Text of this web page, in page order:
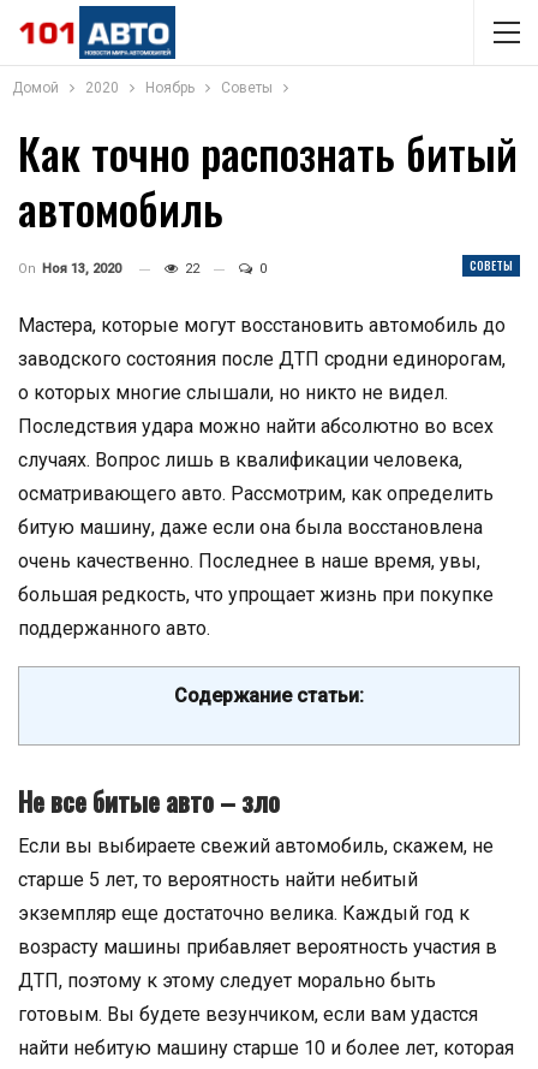
Домой 2020 Ноябрь Советы
Как точно распознать битый
автомобиль
СОВЕТЫ
On Ноя 13, 2020 22 0
Мастера, которые могут восстановить автомобиль до
заводского состояния после ДТП сродни единорогам,
о которых многие слышали, но никто не видел.
Последствия удара можно найти абсолютно во всех
случаях. Вопрос лишь в квалификации человека,
осматривающего авто. Рассмотрим, как определить
битую машину, даже если она была восстановлена
очень качественно. Последнее в наше время, увы,
большая редкость, что упрощает жизнь при покупке
поддержанного авто.
Содержание статьи:
Не все битые авто – зло
Если вы выбираете свежий автомобиль, скажем, не
старше 5 лет, то вероятность найти небитый
экземпляр еще достаточно велика. Каждый год к
возрасту машины прибавляет вероятность участия в
ДТП, поэтому к этому следует морально быть
готовым. Вы будете везунчиком, если вам удастся
найти небитую машину старше 10 и более лет, которая